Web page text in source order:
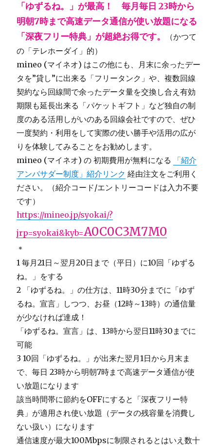
「ゆずるね。」が最高！ 毎月毎日 23時から
明朝7時まで高速データ通信が使い放題になる
「深夜フリー特典」が超絶お得です。
（かつて
の「テレホーダイ」的）
mineo (マイネオ) はこの他にも、月末に余ったデー
タを”貸し”に出来る「フリータンク」や、複数回線
契約なら回線間で余ったデータ量を交換し合え有効
期限も延長出来る「パケットギフト」など独自の制
度のある活用しがいのある回線会社ですので、ぜひ
一度契約・利用をして実際の使い勝手や活用の広が
りを体験してみることをお勧めします。
mineo (マイネオ) の 初期費用が無料になる
「紹介
アンバサダー制度」紹介リンク 経由注文をご利用く
ださい。（紹介コード/エントリーコードは入力不要
です）
https://mineo.jp/syokai/?
jrp=syokai&kyb=A0C0C3M7M0
＊
1 毎月21日～翌月20日まで（平日）に10回「ゆずる
ね。」をする
2 「ゆずるね。」の仕方は、11時30分までに「ゆず
るね。宣言」しつつ、お昼（12時～13時）の通信量
が少なければ達成！
「ゆずるね。宣言」は、13時から翌日11時30までに
可能
3 10回「ゆずるね。」が出来た翌月1日から月末ま
で、毎日 23時から明朝7時まで高速データ通信が使
い放題になります
該当時間帯に節約をOFFにすると「深夜フリー特
典」が適用され使い放題（データの残容量を消費し
ない扱い）になります
通信速度が最大100Mbpsに制限されるとはいえ数十